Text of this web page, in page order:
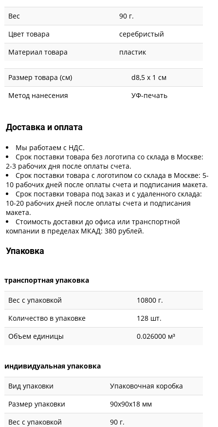
Вес
90 г.
Цвет товара
серебристый
Материал товара
пластик
Размер товара (см)
d8,5 х 1 см
Метод нанесения
УФ-печать
Доставка и оплата
Мы работаем с НДС.
Срок поставки товара без логотипа со склада в Москве:
2-3 рабочих дня после оплаты счета.
Срок поставки товара с логотипом со склада в Москве: 5-
10 рабочих дней после оплаты счета и подписания макета.
Срок поставки товара под заказ и с удаленного склада:
10-20 рабочих дней после оплаты счета и подписания
макета.
Стоимость доставки до офиса или транспортной
компании в пределах МКАД: 380 рублей.
Упаковка
транспортная упаковка
Вес с упаковкой
10800 г.
Количество в упаковке
128 шт.
Объем единицы
0.026000 м³
индивидуальная упаковка
Вид упаковки
Упаковочная коробка
Размер упаковки
90x90x18 мм
Вес с упаковкой
90 г.